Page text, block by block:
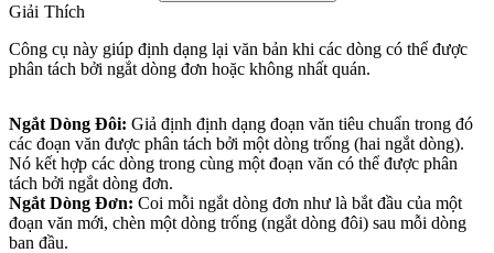
Giải Thích
Công cụ này giúp định dạng lại văn bản khi các dòng có thể được
phân tách bởi ngắt dòng đơn hoặc không nhất quán.
Ngắt Dòng Đôi: Giả định định dạng đoạn văn tiêu chuẩn trong đó
các đoạn văn được phân tách bởi một dòng trống (hai ngắt dòng).
Nó kết hợp các dòng trong cùng một đoạn văn có thể được phân
tách bởi ngắt dòng đơn.
Ngắt Dòng Đơn: Coi mỗi ngắt dòng đơn như là bắt đầu của một
đoạn văn mới, chèn một dòng trống (ngắt dòng đôi) sau mỗi dòng
ban đầu.